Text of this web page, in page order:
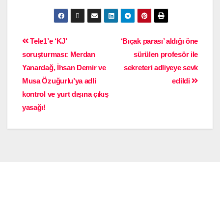
‘Bıçak parası’ aldığı öne
sürülen profesör ile
sekreteri adliyeye sevk
edildi
Tele1’e ‘KJ’
soruşturması: Merdan
Yanardağ, İhsan Demir ve
Musa Özuğurlu’ya adli
kontrol ve yurt dışına çıkış
yasağı!